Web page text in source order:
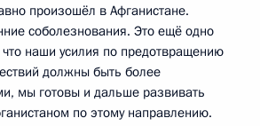
произошёл в Афганистане.
соболезнования. Это ещё одно
что наши усилия по предотвращению
должны быть более
мы готовы и дальше развивать
по этому направлению.